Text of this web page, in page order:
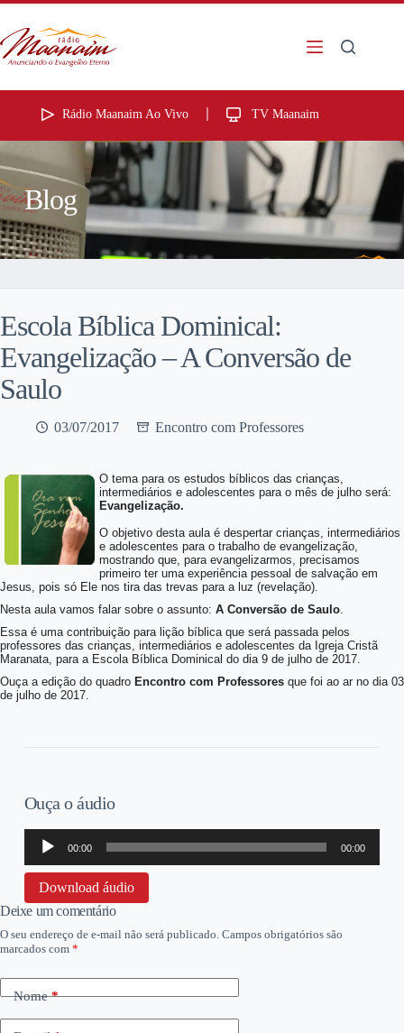
Rádio Maanaim Ao Vivo TV Maanaim
Blog
Escola Bíblica Dominical:
Evangelização – A Conversão de
Saulo
03/07/2017 Encontro com Professores
O tema para os estudos bíblicos das crianças,
intermediários e adolescentes para o mês de julho será:
Evangelização.
O objetivo desta aula é despertar crianças, intermediários
e adolescentes para o trabalho de evangelização,
mostrando que, para evangelizarmos, precisamos
primeiro ter uma experiência pessoal de salvação em
Jesus, pois só Ele nos tira das trevas para a luz (revelação).
Nesta aula vamos falar sobre o assunto: A Conversão de Saulo.
Essa é uma contribuição para lição bíblica que será passada pelos
professores das crianças, intermediários e adolescentes da Igreja Cristã
Maranata, para a Escola Bíblica Dominical do dia 9 de julho de 2017.
Ouça a edição do quadro Encontro com Professores que foi ao ar no dia 03
de julho de 2017.
Ouça o áudio
Tocador
áudio
00:00 00:00
Download áudio
Deixe um comentário
O seu endereço de e-mail não será publicado. Campos obrigatórios são
marcados com *
Nome*